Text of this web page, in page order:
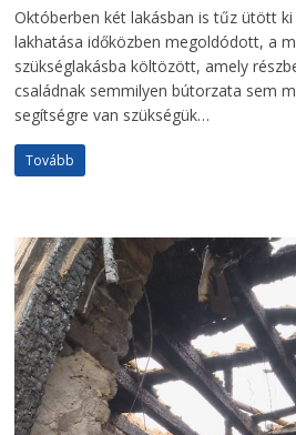
Októberben két lakásban is tűz ütött ki
lakhatása időközben megoldódott, a
szükséglakásba költözött, amely
családnak semmilyen bútorzata sem
segítségre van szükségük…
Tovább